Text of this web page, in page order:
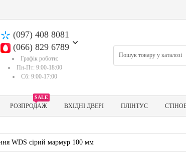
(097) 408 8081
(066) 829 6789
Графік роботи:
Пн-Пт: 9:00-18:00
Сб: 9:00-17:00
SALE
РОЗПРОДАЖ ВХІДНІ ДВЕРІ ПЛІНТУС
WDS сірий мармур 100 мм